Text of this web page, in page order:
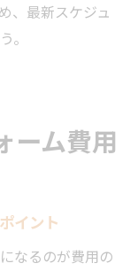
、最新スケジュ
。
ーム費用
イント
なるのが費用の